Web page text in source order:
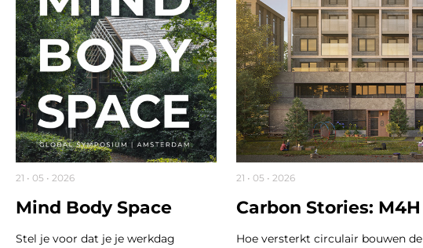
21 • 05 • 2026
Mind Body Space
Stel je voor dat je je werkdag
21 • 05 • 2026
Carbon Stories: M4H
Hoe versterkt circulair bouwen de